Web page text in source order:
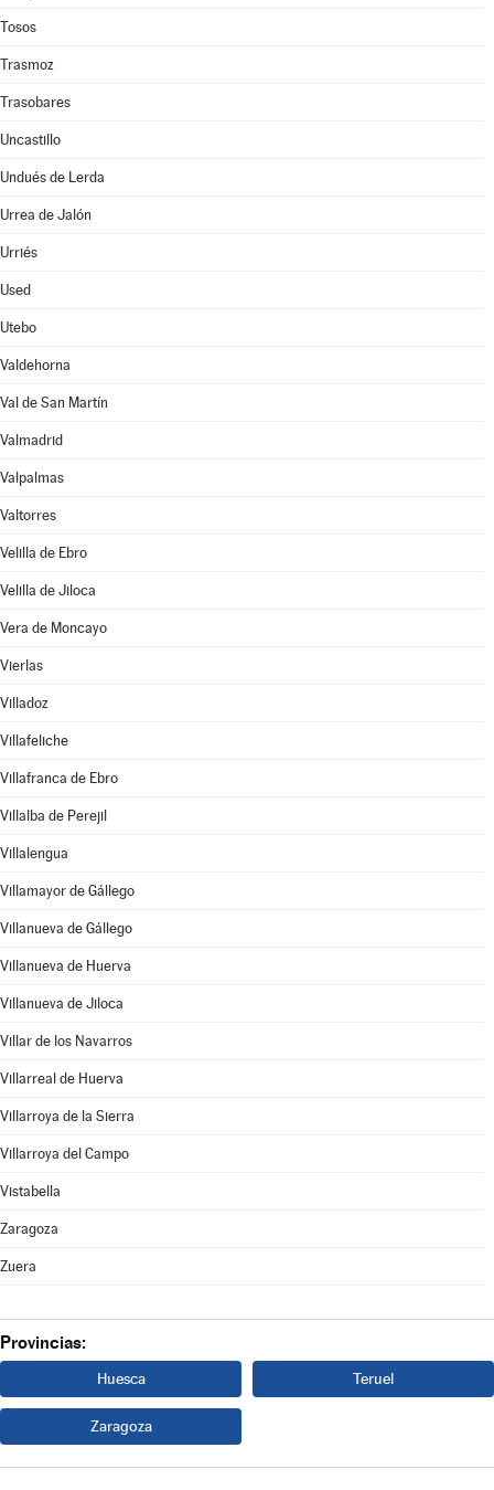
Tosos
Trasmoz
Trasobares
Uncastillo
Undués de Lerda
Urrea de Jalón
Urriés
Used
Utebo
Valdehorna
Val de San Martín
Valmadrid
Valpalmas
Valtorres
Velilla de Ebro
Velilla de Jiloca
Vera de Moncayo
Vierlas
Villadoz
Villafeliche
Villafranca de Ebro
Villalba de Perejil
Villalengua
Villamayor de Gállego
Villanueva de Gállego
Villanueva de Huerva
Villanueva de Jiloca
Villar de los Navarros
Villarreal de Huerva
Villarroya de la Sierra
Villarroya del Campo
Vistabella
Zaragoza
Zuera
Provincias:
Huesca Teruel
Zaragoza